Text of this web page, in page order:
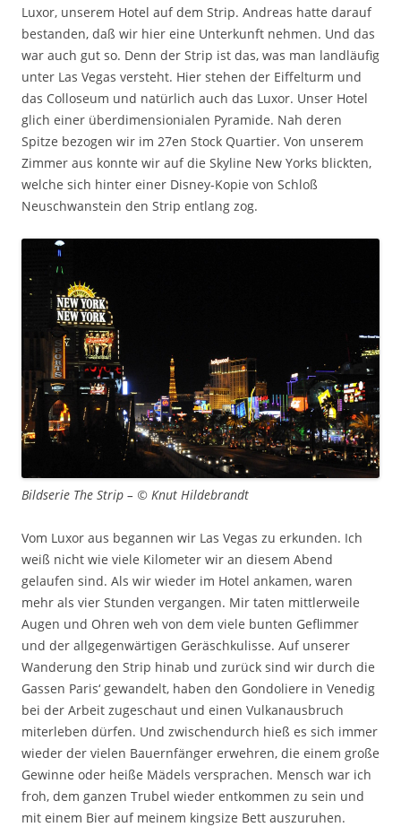
Luxor, unserem Hotel auf dem Strip. Andreas hatte darauf
bestanden, daß wir hier eine Unterkunft nehmen. Und das
war auch gut so. Denn der Strip ist das, was man landläufig
unter Las Vegas versteht. Hier stehen der Eiffelturm und
das Colloseum und natürlich auch das Luxor. Unser Hotel
glich einer überdimensionialen Pyramide. Nah deren
Spitze bezogen wir im 27en Stock Quartier. Von unserem
Zimmer aus konnte wir auf die Skyline New Yorks blickten,
welche sich hinter einer Disney-Kopie von Schloß
Neuschwanstein den Strip entlang zog.
Bildserie The Strip – © Knut Hildebrandt
Vom Luxor aus begannen wir Las Vegas zu erkunden. Ich
weiß nicht wie viele Kilometer wir an diesem Abend
gelaufen sind. Als wir wieder im Hotel ankamen, waren
mehr als vier Stunden vergangen. Mir taten mittlerweile
Augen und Ohren weh von dem viele bunten Geflimmer
und der allgegenwärtigen Geräschkulisse. Auf unserer
Wanderung den Strip hinab und zurück sind wir durch die
Gassen Paris‘ gewandelt, haben den Gondoliere in Venedig
bei der Arbeit zugeschaut und einen Vulkanausbruch
miterleben dürfen. Und zwischendurch hieß es sich immer
wieder der vielen Bauernfänger erwehren, die einem große
Gewinne oder heiße Mädels versprachen. Mensch war ich
froh, dem ganzen Trubel wieder entkommen zu sein und
mit einem Bier auf meinem kingsize Bett auszuruhen.